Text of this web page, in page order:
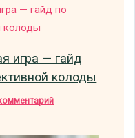
игра — гайд
колоды